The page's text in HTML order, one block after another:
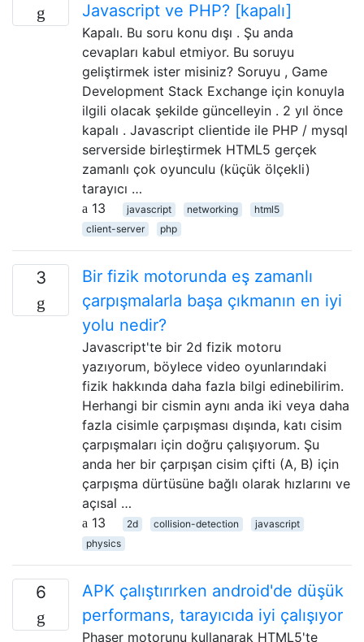
Javascript ve PHP? [kapalı]
Kapalı. Bu soru konu dışı . Şu anda
cevapları kabul etmiyor. Bu soruyu
geliştirmek ister misiniz? Soruyu , Game
Development Stack Exchange için konuyla
ilgili olacak şekilde güncelleyin . 2 yıl önce
kapalı . Javascript clientide ile PHP / mysql
serverside birleştirmek HTML5 gerçek
zamanlı çok oyunculu (küçük ölçekli)
tarayıcı …
13
javascript networking
html5
client-server
php
3
Bir fizik motorunda eş zamanlı
çarpışmalarla başa çıkmanın en iyi
yolu nedir?
Javascript'te bir 2d fizik motoru
yazıyorum, böylece video oyunlarındaki
fizik hakkında daha fazla bilgi edinebilirim.
Herhangi bir cismin aynı anda iki veya daha
fazla cisimle çarpışması dışında, katı cisim
çarpışmaları için doğru çalışıyorum. Şu
anda her bir çarpışan cisim çifti (A, B) için
çarpışma dürtüsüne bağlı olarak hızlarını ve
açısal …
13
2d collision-detection
javascript
physics
6
APK çalıştırırken android'de düşük
performans, tarayıcıda iyi çalışıyor
Phaser motorunu kullanarak HTML5'te